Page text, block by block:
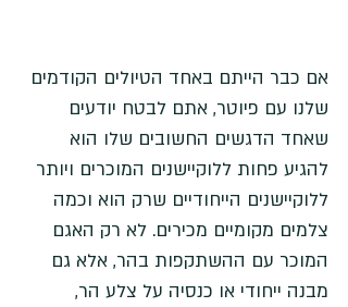
אם כבר הייתם באחד הטיולים הקודמים
שלנו עם פיוטר, אתם לבטח יודעים
שאחד הדגשים החשובים שלו הוא
להגיע פחות ללוקיישנים המוכרים ויותר
ללוקיישנים הייחודיים שרק הוא וכמה
צלמים מקומיים מכירים. לא רק האגם
המוכר עם ההשתקפות בהר, אלא גם
מבנה ייחודי או כנסיה על צלע הר,